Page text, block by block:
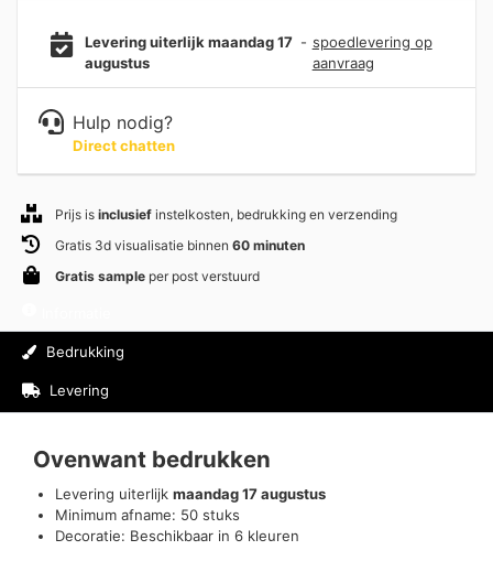
Levering uiterlijk maandag 17
augustus
- spoedlevering op
aanvraag
Hulp nodig?
Direct chatten
Prijs is inclusief instelkosten, bedrukking en verzending
Gratis 3d visualisatie binnen 60 minuten
Gratis sample per post verstuurd
Bedrukking
Levering
Ovenwant bedrukken
Levering uiterlijk maandag 17 augustus
Minimum afname: 50 stuks
Decoratie: Beschikbaar in 6 kleuren